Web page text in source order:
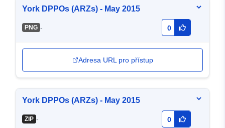
York DPPOs (ARZs) - May 2015
PNG - 0
Adresa URL pro přístup
York DPPOs (ARZs) - May 2015
ZIP - 0